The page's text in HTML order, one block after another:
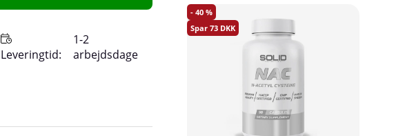
Leveringtid:
1-2
arbejdsdage
40
73